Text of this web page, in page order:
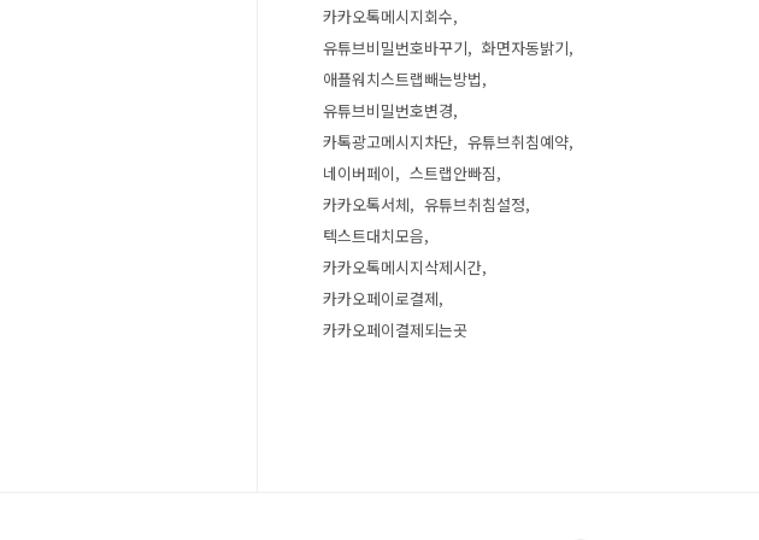
카카오톡메시지회수
유튜브비밀번호바꾸기
화면자동밝기
애플워치스트랩빼는방법
유튜브비밀번호변경
카톡광고메시지차단
유튜브취침예약
네이버페이
스트랩안빠짐
카카오톡서체
유튜브취침설정
텍스트대치모음
카카오톡메시지삭제시간
카카오페이로결제
카카오페이결제되는곳